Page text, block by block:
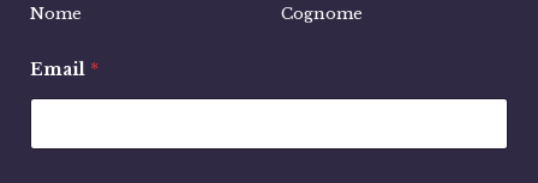
Nome Cognome
Email *